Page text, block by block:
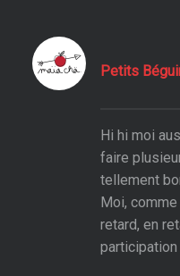
Petits
Hi hi moi
faire
tellement
Moi,
retard, en
participation